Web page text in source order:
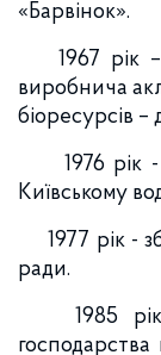
«Барвінок».
1967 рік –
виробнича
біоресурсів
1976 рік -
Київському
1977 рік -
ради.
1985 рік -
господарства